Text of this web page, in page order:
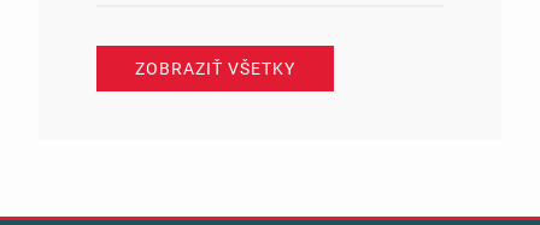
ZOBRAZIŤ VŠETKY